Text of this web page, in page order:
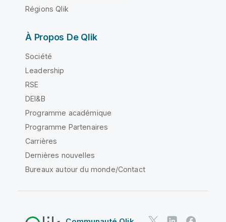
Régions Qlik
À Propos De Qlik
Société
Leadership
RSE
DEI&B
Programme académique
Programme Partenaires
Carrières
Dernières nouvelles
Bureaux autour du monde/Contact